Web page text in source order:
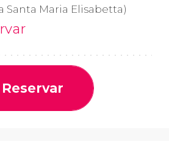
Santa Maria Elisabetta)
Reservar